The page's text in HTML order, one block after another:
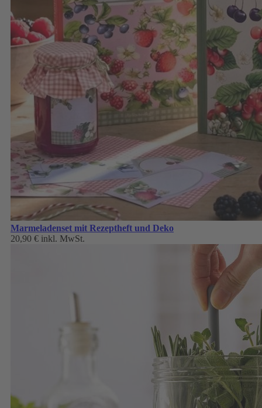
Marmeladenset mit Rezeptheft und Deko
20,90 € inkl. MwSt.